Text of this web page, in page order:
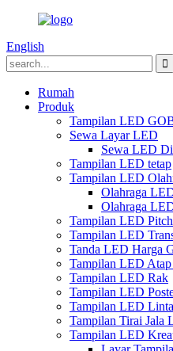
English
Rumah
Produk
Tampilan LED
Sewa Layar LED
Sewa LED
Tampilan LED tetap
Tampilan LED
Olahraga
Olahraga
Tampilan LED
Tampilan LED
Tanda LED Harga
Tampilan LED Atap
Tampilan LED Rak
Tampilan LED
Tampilan LED
Tampilan Tirai Jala
Tampilan LED